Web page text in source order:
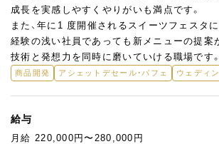
成長を実感しやすくやりがいも満点です。
また、年に1 度開催されるスイーツフェスタ
経験の浅い社員であっても新メニューの提案
技術と発想力を同時に磨いていける職場です。
商品開発 アシェットデセール・パフェ ウェディ
給与
月給 220,000円〜280,000円